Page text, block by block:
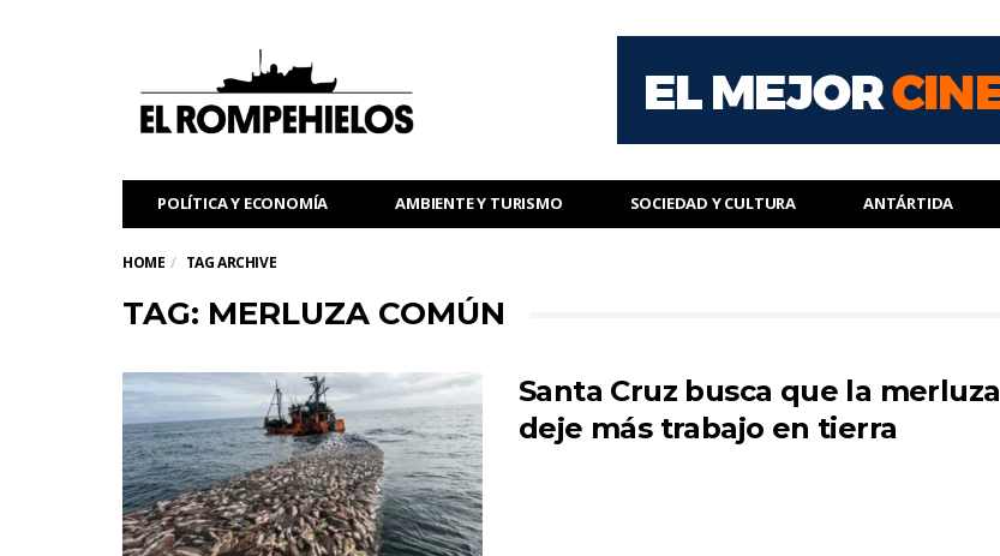
POLÍTICA Y ECONOMÍA AMBIENTE Y TURISMO SOCIEDAD Y CULTURA ANTÁRTIDA
HOME TAG ARCHIVE
TAG: MERLUZA COMÚN
Santa Cruz busca que la merluza
deje más trabajo en tierra